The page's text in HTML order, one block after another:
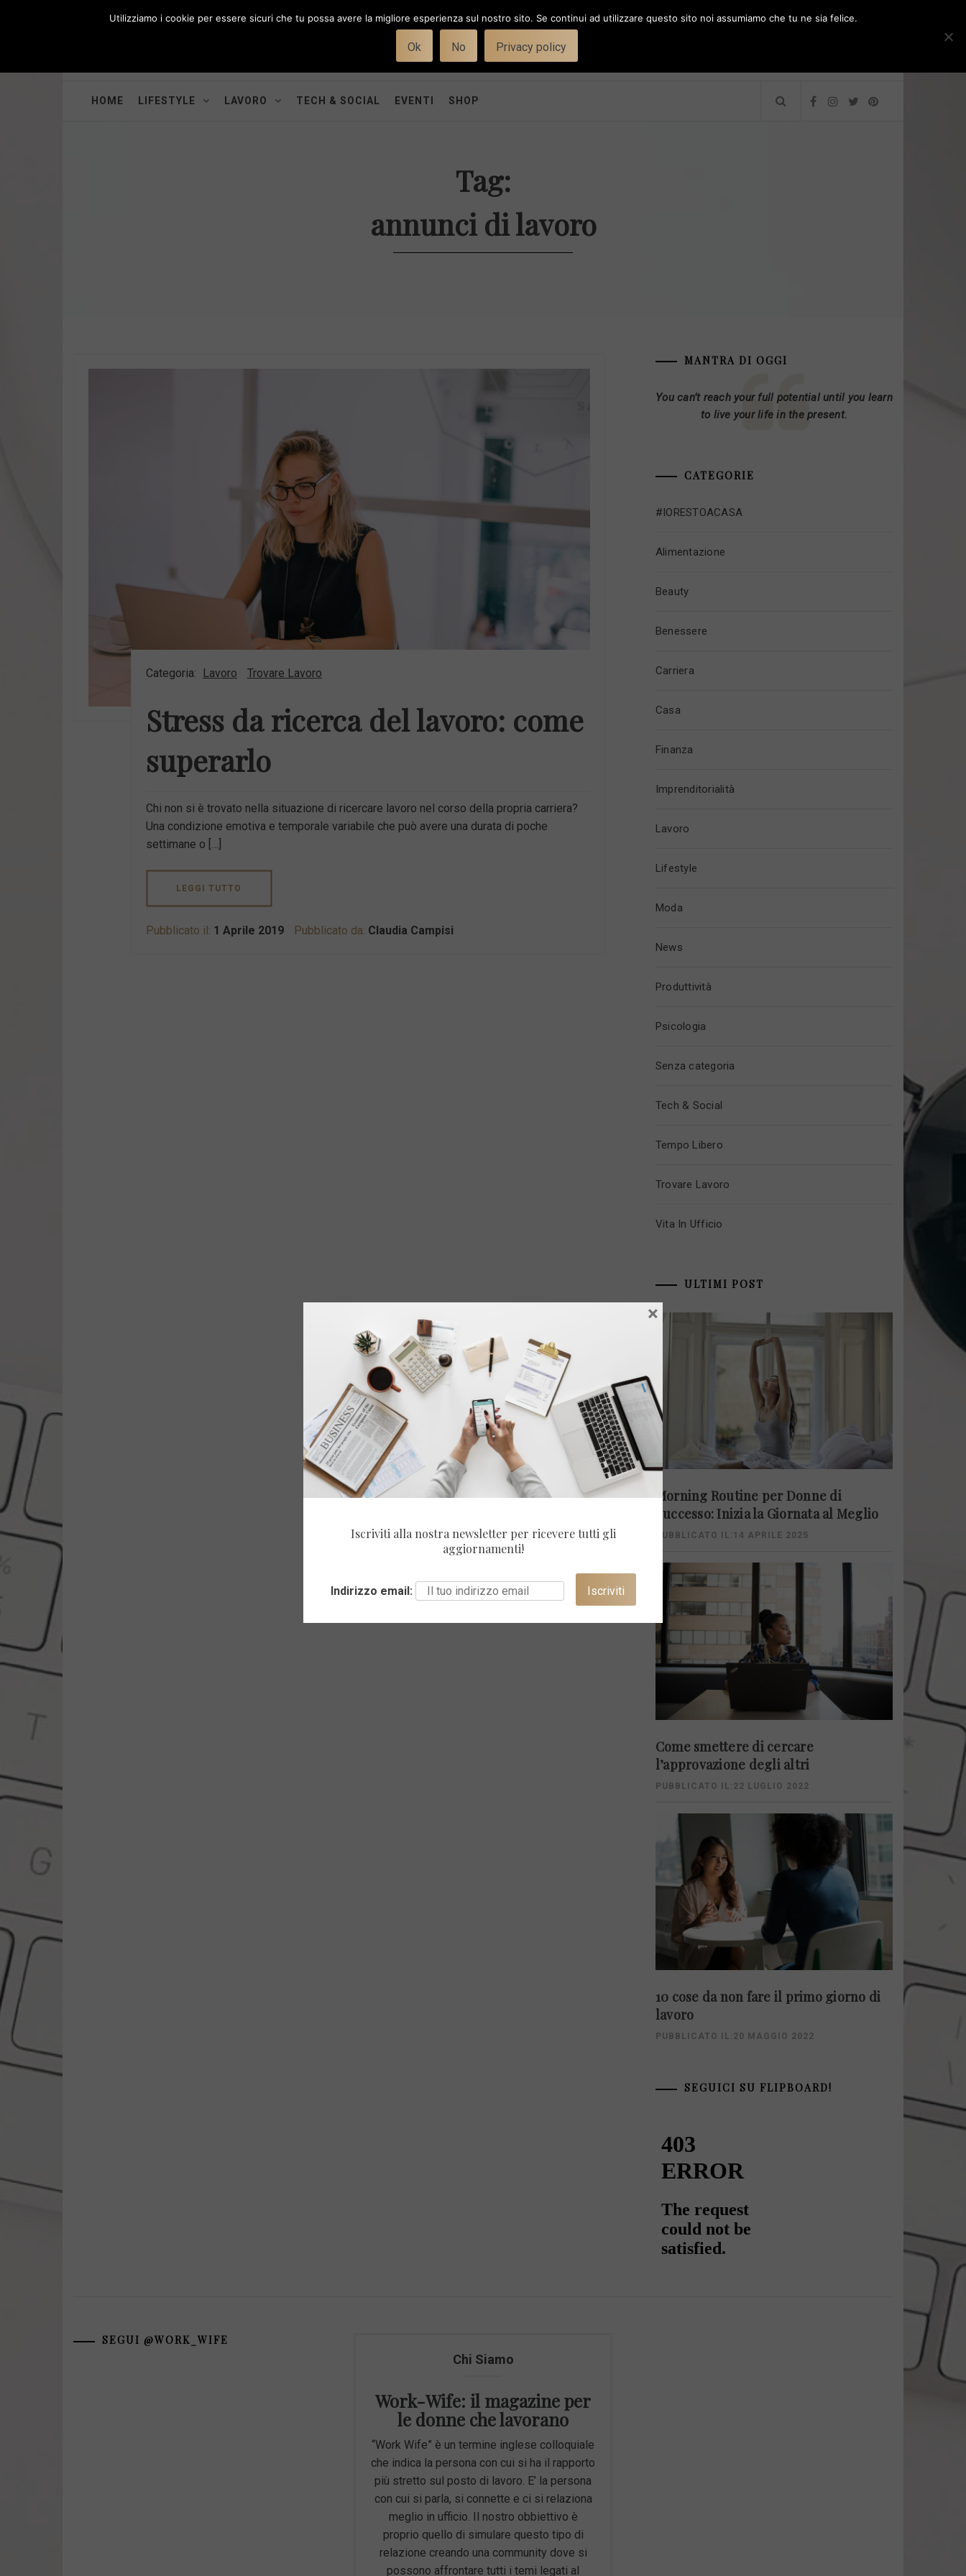
HOME LIFESTYLE LAVORO TECH & SOCIAL EVENTI SHOP
Tag:
annunci di lavoro
Categoria: Lavoro Trovare Lavoro
Stress da ricerca del lavoro: come
superarlo
Chi non si è trovato nella situazione di ricercare lavoro nel corso della propria carriera?
Una condizione emotiva e temporale variabile che può avere una durata di poche
settimane o […]
LEGGI TUTTO
Pubblicato il: 1 Aprile 2019 Pubblicato da: Claudia Campisi
MANTRA DI OGGI
You can’t reach your full potential until you learn
to live your life in the present.
CATEGORIE
#IORESTOACASA
Alimentazione
Beauty
Benessere
Carriera
Casa
Finanza
Imprenditorialità
Lavoro
Lifestyle
Moda
News
Produttività
Psicologia
Senza categoria
Tech & Social
Tempo Libero
Trovare Lavoro
Vita In Ufficio
ULTIMI POST
Morning Routine per Donne di
Successo: Inizia la Giornata al Meglio
PUBBLICATO IL:14 APRILE 2025
Come smettere di cercare
l’approvazione degli altri
PUBBLICATO IL:22 LUGLIO 2022
10 cose da non fare il primo giorno di
lavoro
PUBBLICATO IL:20 MAGGIO 2022
SEGUICI SU FLIPBOARD!
SEGUI @WORK_WIFE
Chi Siamo
Work-Wife: il magazine per
le donne che lavorano
“Work Wife” è un termine inglese colloquiale
che indica la persona con cui si ha il rapporto
più stretto sul posto di lavoro. E’ la persona
con cui si parla, si connette e ci si relaziona
meglio in ufficio. Il nostro obbiettivo è
proprio quello di simulare questo tipo di
relazione creando una community dove si
possono affrontare tutti i temi legati al
Utilizziamo i cookie per essere sicuri che tu possa avere la migliore esperienza sul nostro sito. Se continui ad utilizzare questo sito noi assumiamo che tu ne sia felice.
Ok No Privacy policy
Iscriviti alla nostra newsletter per ricevere tutti gli
aggiornamenti!
Indirizzo email:
×